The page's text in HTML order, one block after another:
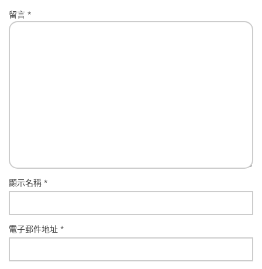
留言*
顯示名稱*
電子郵件地址*